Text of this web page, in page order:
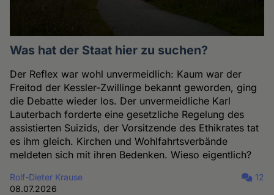
Was hat der Staat hier zu suchen?
Der Reflex war wohl unvermeidlich: Kaum war der
Freitod der Kessler-Zwillinge bekannt geworden, ging
die Debatte wieder los. Der unvermeidliche Karl
Lauterbach forderte eine gesetzliche Regelung des
assistierten Suizids, der Vorsitzende des Ethikrates tat
es ihm gleich. Kirchen und Wohlfahrtsverbände
meldeten sich mit ihren Bedenken. Wieso eigentlich?
Rolf-Dieter Krause
08.07.2026
12